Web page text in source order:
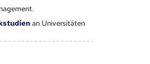
an Universitäten